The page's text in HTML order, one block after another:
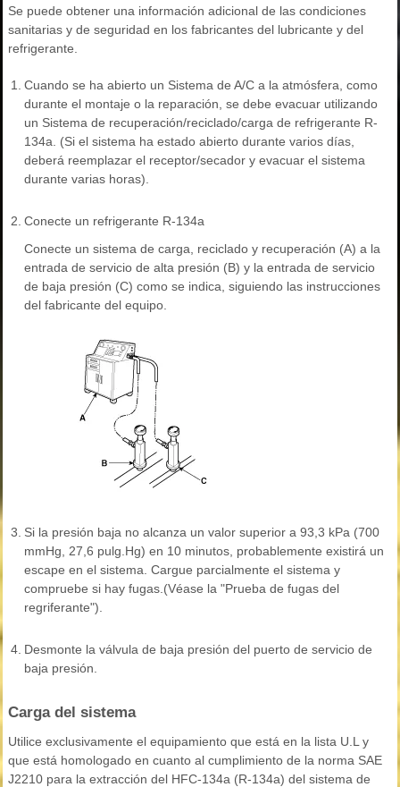
Se puede obtener una información adicional de las condiciones
sanitarias y de seguridad en los fabricantes del lubricante y del
refrigerante.
1.
Cuando se ha abierto un Sistema de A/C a la atmósfera, como
durante el montaje o la reparación, se debe evacuar utilizando
un Sistema de recuperación/reciclado/carga de refrigerante R-
134a. (Si el sistema ha estado abierto durante varios días,
deberá reemplazar el receptor/secador y evacuar el sistema
durante varias horas).
2. Conecte un refrigerante R-134a
Conecte un sistema de carga, reciclado y recuperación (A) a la
entrada de servicio de alta presión (B) y la entrada de servicio
de baja presión (C) como se indica, siguiendo las instrucciones
del fabricante del equipo.
3. Si la presión baja no alcanza un valor superior a 93,3 kPa (700
mmHg, 27,6 pulg.Hg) en 10 minutos, probablemente existirá un
escape en el sistema. Cargue parcialmente el sistema y
compruebe si hay fugas.(Véase la "Prueba de fugas del
regriferante").
4. Desmonte la válvula de baja presión del puerto de servicio de
baja presión.
Carga del sistema
Utilice exclusivamente el equipamiento que está en la lista U.L y
que está homologado en cuanto al cumplimiento de la norma SAE
J2210 para la extracción del HFC-134a (R-134a) del sistema de